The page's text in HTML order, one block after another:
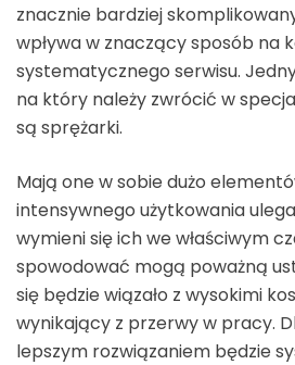
znacznie bardziej
wpływa w znaczący sposób na
systematycznego serwisu.
na który należy zwrócić w
są sprężarki.
Mają one w sobie dużo
intensywnego użytkowania
wymieni się ich we właściwym
spowodować mogą poważną
się będzie wiązało z wysokimi
wynikający z przerwy w pracy.
lepszym rozwiązaniem będzie